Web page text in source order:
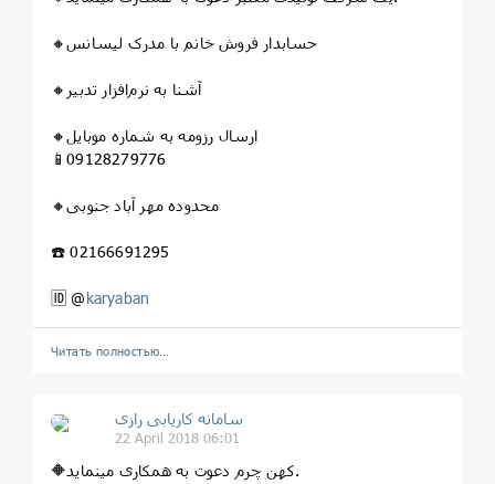
🔸حسابدار فروش خانم با مدرک لیسانس
🔸آشنا به نرم‌افزار تدبیر
🔸ارسال رزومه به شماره موبایل
📱09128279776
🔸محدوده مهر آباد جنوبی
☎️ 02166691295
🆔 @karyaban
Читать полностью…
سامانه کاریابی رازی
22 April 2018 06:01
🔶کهن چرم دعوت به همکاری مینماید.